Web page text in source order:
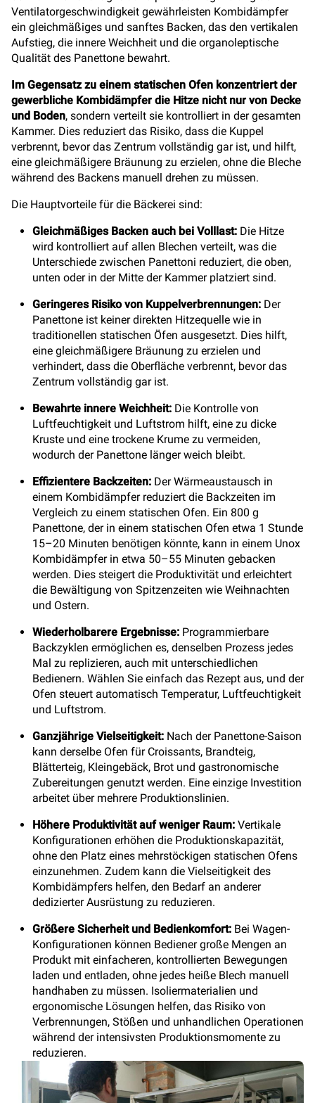
Ventilatorgeschwindigkeit gewährleisten Kombidämpfer
ein gleichmäßiges und sanftes Backen, das den vertikalen
Aufstieg, die innere Weichheit und die organoleptische
Qualität des Panettone bewahrt.
Im Gegensatz zu einem statischen Ofen konzentriert der
gewerbliche Kombidämpfer die Hitze nicht nur von Decke
und Boden, sondern verteilt sie kontrolliert in der gesamten
Kammer. Dies reduziert das Risiko, dass die Kuppel
verbrennt, bevor das Zentrum vollständig gar ist, und hilft,
eine gleichmäßigere Bräunung zu erzielen, ohne die Bleche
während des Backens manuell drehen zu müssen.
Die Hauptvorteile für die Bäckerei sind:
Gleichmäßiges Backen auch bei Volllast: Die Hitze
wird kontrolliert auf allen Blechen verteilt, was die
Unterschiede zwischen Panettoni reduziert, die oben,
unten oder in der Mitte der Kammer platziert sind.
Geringeres Risiko von Kuppelverbrennungen: Der
Panettone ist keiner direkten Hitzequelle wie in
traditionellen statischen Öfen ausgesetzt. Dies hilft,
eine gleichmäßigere Bräunung zu erzielen und
verhindert, dass die Oberfläche verbrennt, bevor das
Zentrum vollständig gar ist.
Bewahrte innere Weichheit: Die Kontrolle von
Luftfeuchtigkeit und Luftstrom hilft, eine zu dicke
Kruste und eine trockene Krume zu vermeiden,
wodurch der Panettone länger weich bleibt.
Effizientere Backzeiten: Der Wärmeaustausch in
einem Kombidämpfer reduziert die Backzeiten im
Vergleich zu einem statischen Ofen. Ein 800 g
Panettone, der in einem statischen Ofen etwa 1 Stunde
15–20 Minuten benötigen könnte, kann in einem Unox
Kombidämpfer in etwa 50–55 Minuten gebacken
werden. Dies steigert die Produktivität und erleichtert
die Bewältigung von Spitzenzeiten wie Weihnachten
und Ostern.
Wiederholbarere Ergebnisse: Programmierbare
Backzyklen ermöglichen es, denselben Prozess jedes
Mal zu replizieren, auch mit unterschiedlichen
Bedienern. Wählen Sie einfach das Rezept aus, und der
Ofen steuert automatisch Temperatur, Luftfeuchtigkeit
und Luftstrom.
Ganzjährige Vielseitigkeit: Nach der Panettone-Saison
kann derselbe Ofen für Croissants, Brandteig,
Blätterteig, Kleingebäck, Brot und gastronomische
Zubereitungen genutzt werden. Eine einzige Investition
arbeitet über mehrere Produktionslinien.
Höhere Produktivität auf weniger Raum: Vertikale
Konfigurationen erhöhen die Produktionskapazität,
ohne den Platz eines mehrstöckigen statischen Ofens
einzunehmen. Zudem kann die Vielseitigkeit des
Kombidämpfers helfen, den Bedarf an anderer
dedizierter Ausrüstung zu reduzieren.
Größere Sicherheit und Bedienkomfort: Bei Wagen-
Konfigurationen können Bediener große Mengen an
Produkt mit einfacheren, kontrollierten Bewegungen
laden und entladen, ohne jedes heiße Blech manuell
handhaben zu müssen. Isoliermaterialien und
ergonomische Lösungen helfen, das Risiko von
Verbrennungen, Stößen und unhandlichen Operationen
während der intensivsten Produktionsmomente zu
reduzieren.